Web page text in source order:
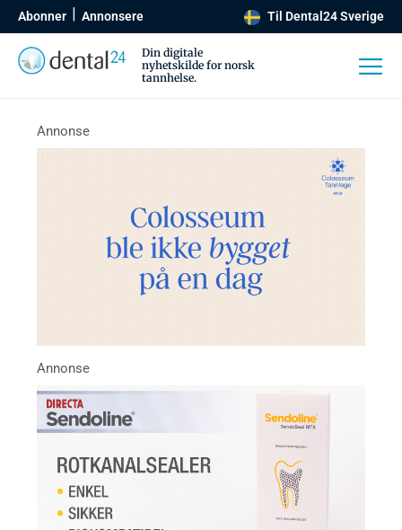
Abonner Annonsere Til Dental24 Sverige
Din digitale
nyhetskilde for norsk
tannhelse.